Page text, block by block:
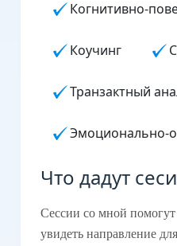
Когнитивно-
Коучинг
Транзактный
Эмоционально-
Что дадут
Сессии со мной
увидеть направление